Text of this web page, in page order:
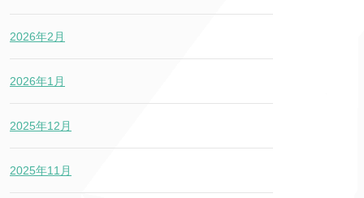
2026年2月
2026年1月
2025年12月
2025年11月